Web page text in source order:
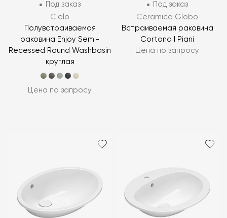
Под заказ
Cielo
Полувстраиваемая
раковина Enjoy Semi-
Recessed Round Washbasin
круглая
Цена по запросу
Под заказ
Ceramica Globo
Встраиваемая раковина
Cortona I Piani
Цена по запросу